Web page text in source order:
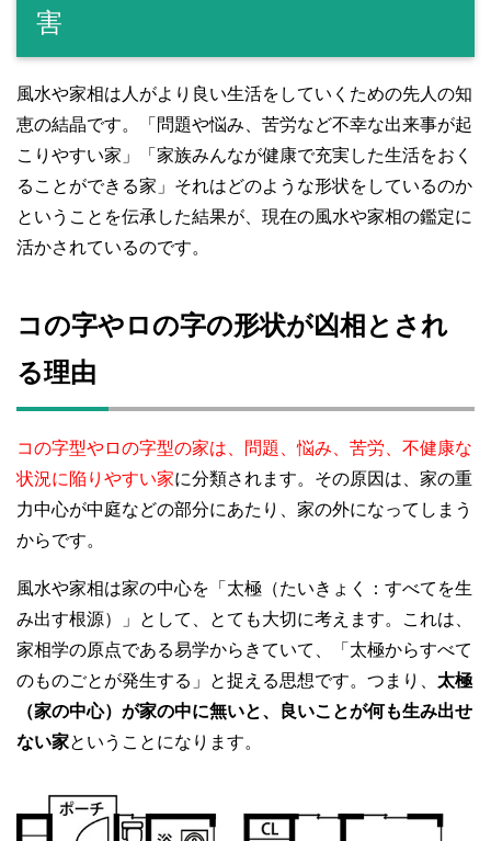
害
風水や家相は人がより良い生活をしていくための先人の知
恵の結晶です。「問題や悩み、苦労など不幸な出来事が起
こりやすい家」「家族みんなが健康で充実した生活をおく
ることができる家」それはどのような形状をしているのか
ということを伝承した結果が、現在の風水や家相の鑑定に
活かされているのです。
コの字やロの字の形状が凶相とされ
る理由
コの字型やロの字型の家は、問題、悩み、苦労、不健康な
状況に陥りやすい家に分類されます。その原因は、家の重
力中心が中庭などの部分にあたり、家の外になってしまう
からです。
風水や家相は家の中心を「太極（たいきょく：すべてを生
み出す根源）」として、とても大切に考えます。これは、
家相学の原点である易学からきていて、「太極からすべて
のものごとが発生する」と捉える思想です。つまり、 太極
（家の中心）が家の中に無いと、良いことが何も生み出せ
ない家ということになります。